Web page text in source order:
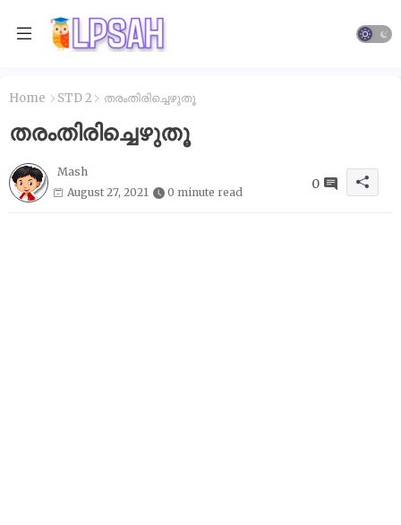
Home STD 2 തരംതിരിച്ചെഴുതൂ
തരംതിരിച്ചെഴുതൂ
Mash
August 27, 2021
0 minute read
0